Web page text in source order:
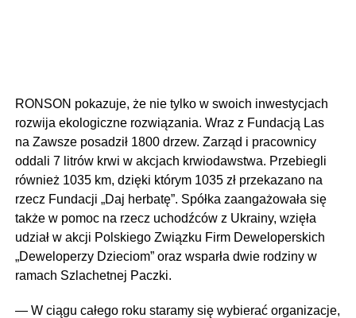
RONSON pokazuje, że nie tylko w swoich inwestycjach
rozwija ekologiczne rozwiązania. Wraz z Fundacją Las
na Zawsze posadził 1800 drzew. Zarząd i pracownicy
oddali 7 litrów krwi w akcjach krwiodawstwa. Przebiegli
również 1035 km, dzięki którym 1035 zł przekazano na
rzecz Fundacji „Daj herbatę”. Spółka zaangażowała się
także w pomoc na rzecz uchodźców z Ukrainy, wzięła
udział w akcji Polskiego Związku Firm Deweloperskich
„Deweloperzy Dzieciom” oraz wsparła dwie rodziny w
ramach Szlachetnej Paczki.
— W ciągu całego roku staramy się wybierać organizacje,